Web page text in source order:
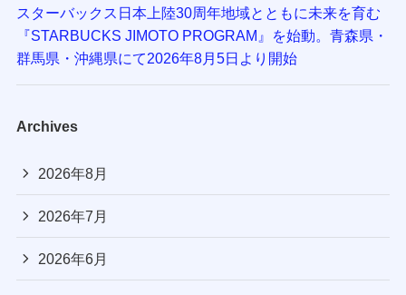
スターバックス日本上陸30周年地域とともに未来を育む
『STARBUCKS JIMOTO PROGRAM』を始動。青森県・
群馬県・沖縄県にて2026年8月5日より開始
Archives
2026年8月
2026年7月
2026年6月